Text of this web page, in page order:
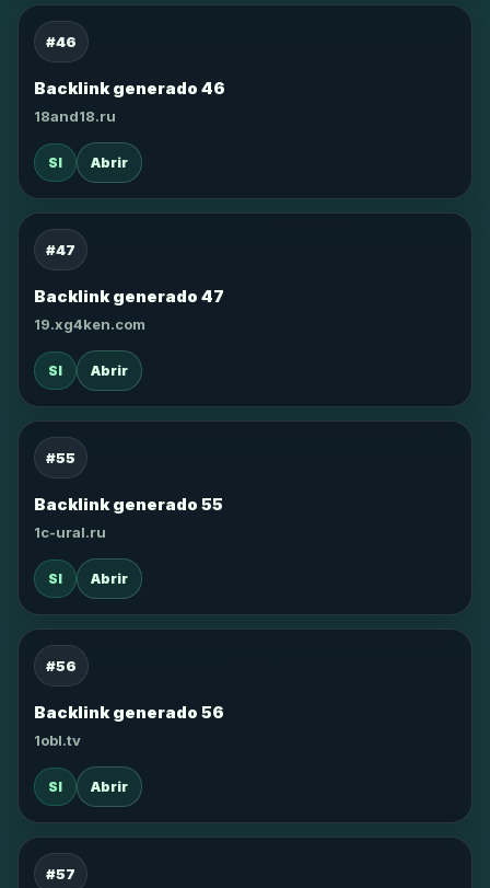
#46
Backlink generado 46
18and18.ru
SI Abrir
#47
Backlink generado 47
19.xg4ken.com
SI Abrir
#55
Backlink generado 55
1c-ural.ru
SI Abrir
#56
Backlink generado 56
1obl.tv
SI Abrir
#57